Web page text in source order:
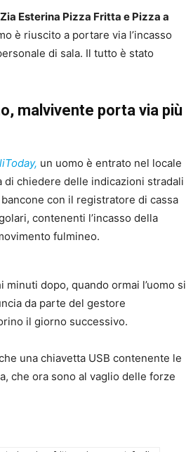
Esterina Pizza Fritta e Pizza a
è riuscito a portare via l’incasso
di sala. Il tutto è stato
malvivente porta via più
un uomo è entrato nel locale
di chiedere delle indicazioni stradali
con il registratore di cassa
contenenti l’incasso della
fulmineo.
dopo, quando ormai l’uomo si
da parte del gestore
il giorno successivo.
una chiavetta USB contenente le
che ora sono al vaglio delle forze